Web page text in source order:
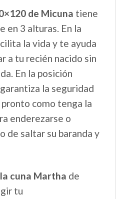
de Micuna tiene
en 3 alturas. En la
la vida y te ayuda
a tu recién nacido sin
En la posición
la seguridad
como tenga la
enderezarse o
de saltar su baranda y
cuna Martha de
tu